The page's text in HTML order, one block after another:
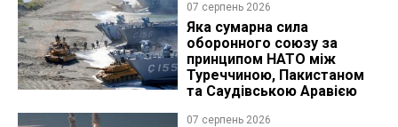
07 серпень 2026
Яка сумарна сила
оборонного союзу за
принципом НАТО між
Туреччиною, Пакистаном
та Саудівською Аравією
07 серпень 2026